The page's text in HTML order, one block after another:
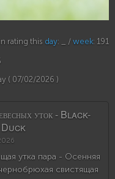
rating this day: _ / week: 191
( 07/02/2026 )
уток - Black-
утка пара - Осенняя
свистящая